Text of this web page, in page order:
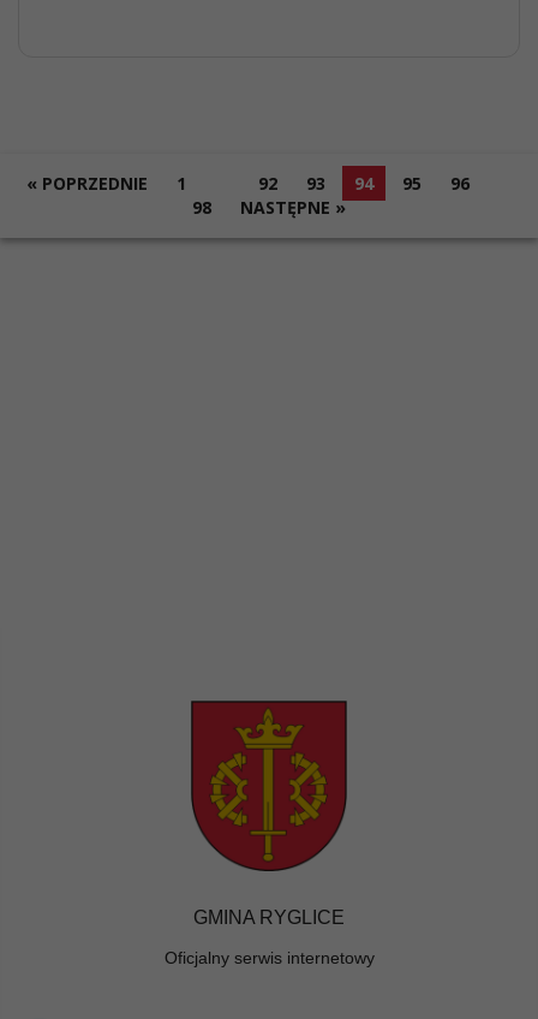
« POPRZEDNIE 1 92 93 94 95 96
98
NASTĘPNE »
GMINA RYGLICE
Oficjalny serwis internetowy